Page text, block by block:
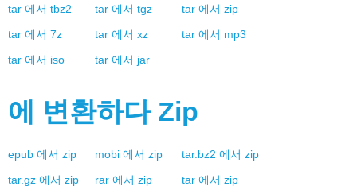
tar 에서 tbz2 tar 에서 tgz tar 에서 zip
tar 에서 7z tar 에서 xz tar 에서 mp3
tar 에서 iso tar 에서 jar
에 변환하다 Zip
epub 에서 zip mobi 에서 zip tar.bz2 에서 zip
tar.gz 에서 zip rar 에서 zip tar 에서 zip